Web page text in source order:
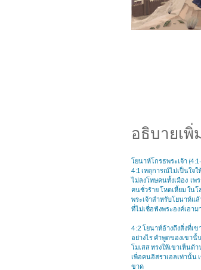
อธิบายเพิ่
โยนาห์โกรธพระเจ้า
4:1 เหตุการณ์ไม่เป็นใจ
ไม่ลงโทษคนทั้งเมือง เพ
คนชั่วร้าย โหดเหี้ยม ใน
พระเจ้าสำหรับโยนาห์แ
ที่ไม่เชื่อฟังพระองค์เอา
4:2 โยนาห์อ้างถึงสิ่งที่เ
อย่างไร คำพูดของเขา
โมเสส ทรงให้เขาเห็นด้
เพื่อคนอิสราเอลเท่านั้น
ขาด